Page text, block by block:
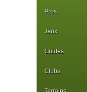
Pros
Jeux
Guides
Clubs